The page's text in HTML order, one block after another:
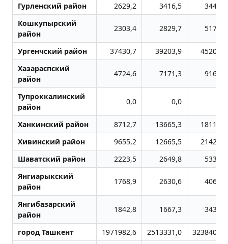
Гурленский район
2629,2 3416,5
3448,7
Кошкупырский
район
2303,4 2829,7 5176,4
Ургенчский район 37430,7 39203,9
45207,0
Хазараспский
район
4724,6 7171,3 9161,8
Тупроккалинский
район
0,0 0,0
Ханкинский район 8712,7 13665,3
18117,2
Хивинский район
9655,2 12665,5
21423,5
Шаватский район
2223,5 2649,8
5333,7
Янгиарыкский
район
1768,9 2630,6 4062,1
Янгибазарский
район
1842,8 1667,3 3430,7
город Ташкент 1971982,6 2513331,0
3238400,9